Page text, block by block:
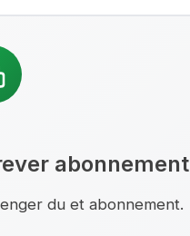
abonnement
du et abonnement.